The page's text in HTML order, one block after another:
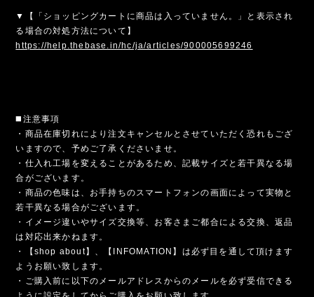
▼【「ショッピングカートに商品は入っていません。」と表示され
る場合の対処方法について】
https://help.thebase.in/hc/ja/articles/900005699246
◼️注意事項
・商品在庫切れにより注文キャンセルとさせていただく恐れもござ
いますので、予めご了承くださいませ。
・仕入れ工場を変えることがあるため、記載サイズと若干異なる場
合がございます。
・商品の色味は、お手持ちのスマートフォンの画面によって実物と
若干異なる場合がございます。
・イメージ違いやサイズ交換等、お客さまご都合による交換、返品
は対応出来かねます。
・【shop about】、【INFOMATION】は必ず目を通して頂けます
ようお願い致します。
・ご購入前に以下のメールアドレスからのメールを必ず受信できる